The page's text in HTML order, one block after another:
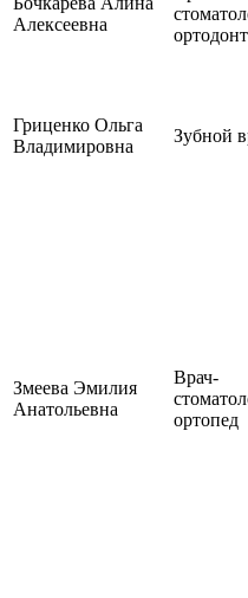
Алексеевна
ортодонт
Гриценко Ольга
Владимировна
Зубной
Змеева Эмилия
Анатольевна
Врач-
ортопед